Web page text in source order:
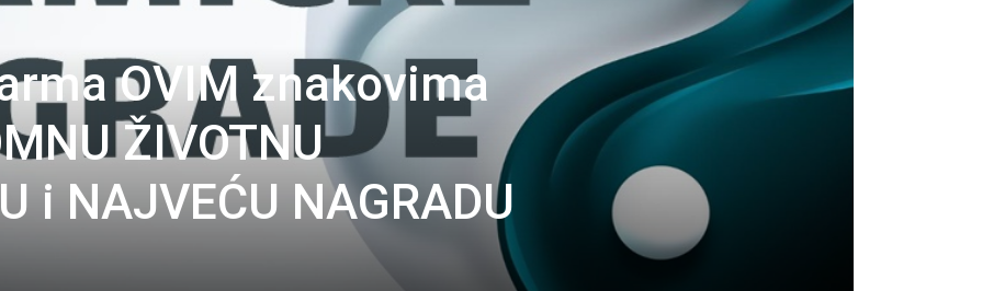
OVIM znakovima
ŽIVOTNU
i NAJVEĆU NAGRADU